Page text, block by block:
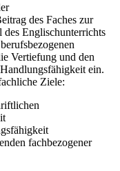
des Faches zur
des Englischunterrichts
Vertiefung und den
ein.
Ziele:
fachbezogener